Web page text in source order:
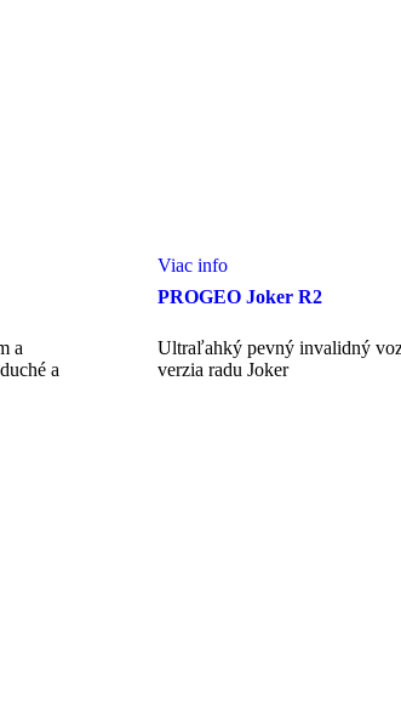
a
a
Viac info
PROGEO Joker R2
Ultraľahký pevný invalidný
verzia radu Joker